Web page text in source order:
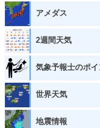
アメダス
2週間天気
気象予報士のポ
世界天気
地震情報